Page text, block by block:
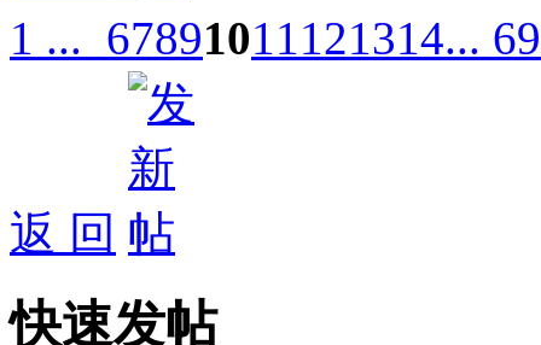
1 ... 67891011121314... 69
返 回
快速发帖